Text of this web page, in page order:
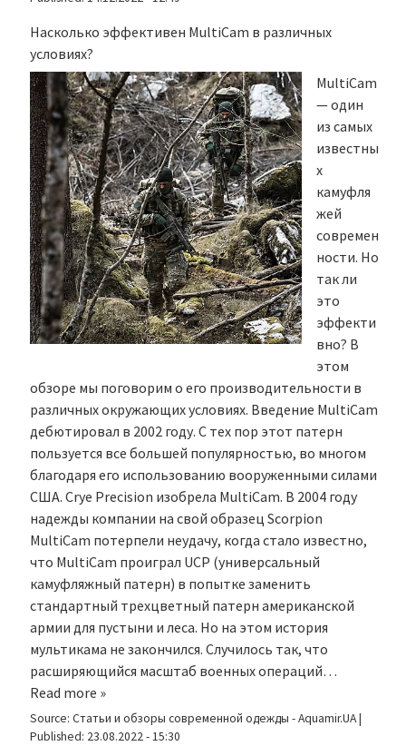
Насколько эффективен MultiCam в различных
условиях?
MultiCam
— один
из самых
известны
х
камуфля
жей
современ
ности. Но
так ли
это
эффекти
вно? В
этом
обзоре мы поговорим о его производительности в
различных окружающих условиях. Введение MultiCam
дебютировал в 2002 году. С тех пор этот патерн
пользуется все большей популярностью, во многом
благодаря его использованию вооруженными силами
США. Crye Precision изобрела MultiCam. В 2004 году
надежды компании на свой образец Scorpion
MultiCam потерпели неудачу, когда стало известно,
что MultiCam проиграл UCP (универсальный
камуфляжный патерн) в попытке заменить
стандартный трехцветный патерн американской
армии для пустыни и леса. Но на этом история
мультикама не закончился. Случилось так, что
расширяющийся масштаб военных операций…
Read more »
Source: Статьи и обзоры современной одежды - Aquamir.UA|
Published: 23.08.2022 - 15:30